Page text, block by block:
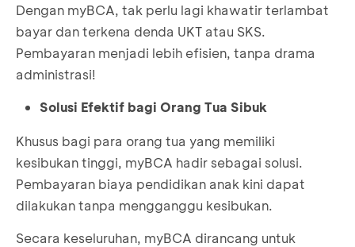
Dengan myBCA, tak perlu lagi khawatir terlambat
bayar dan terkena denda UKT atau SKS.
Pembayaran menjadi lebih efisien, tanpa drama
administrasi!
Solusi Efektif bagi Orang Tua Sibuk
Khusus bagi para orang tua yang memiliki
kesibukan tinggi, myBCA hadir sebagai solusi.
Pembayaran biaya pendidikan anak kini dapat
dilakukan tanpa mengganggu kesibukan.
Secara keseluruhan, myBCA dirancang untuk